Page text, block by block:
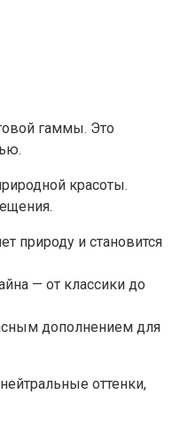
гаммы. Это
красоты.
природу и становится
— от классики до
дополнением для
оттенки,